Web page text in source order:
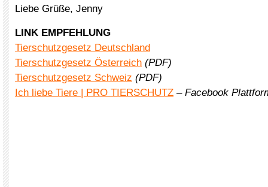
Liebe Grüße, Jenny
LINK EMPFEHLUNG
Tierschutzgesetz Deutschland
Tierschutzgesetz Österreich (PDF)
Tierschutzgesetz Schweiz (PDF)
Ich liebe Tiere | PRO TIERSCHUTZ – Facebook